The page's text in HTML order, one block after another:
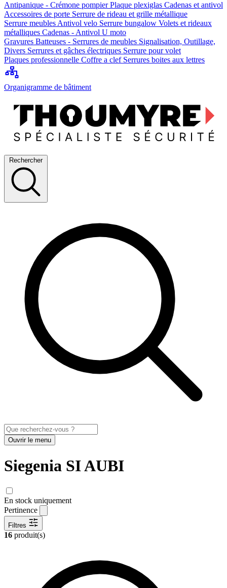
Antipanique - Crémone pompierPlaque plexiglas Cadenas et antivol
Accessoires de porte Serrure de rideau et grille métallique
Serrure meubles Antivol velo Serrure bungalow Volets et rideaux
métalliques Cadenas - Antivol U moto
Gravures Batteuses - Serrures de meubles Signalisation, Outillage,
Divers Serrures et gâches électriques Serrure pour volet
Plaques professionnelle Coffre a clef Serrures boites aux lettres
Organigramme de bâtiment
Rechercher
Ouvrir le menu
Siegenia SI AUBI
En stock uniquement
Pertinence
Filtres
16 produit(s)